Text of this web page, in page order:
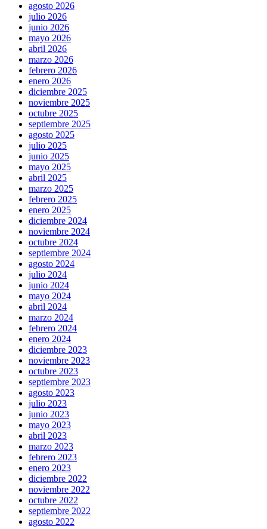
agosto 2026
julio 2026
junio 2026
mayo 2026
abril 2026
marzo 2026
febrero 2026
enero 2026
diciembre 2025
noviembre 2025
octubre 2025
septiembre 2025
agosto 2025
julio 2025
junio 2025
mayo 2025
abril 2025
marzo 2025
febrero 2025
enero 2025
diciembre 2024
noviembre 2024
octubre 2024
septiembre 2024
agosto 2024
julio 2024
junio 2024
mayo 2024
abril 2024
marzo 2024
febrero 2024
enero 2024
diciembre 2023
noviembre 2023
octubre 2023
septiembre 2023
agosto 2023
julio 2023
junio 2023
mayo 2023
abril 2023
marzo 2023
febrero 2023
enero 2023
diciembre 2022
noviembre 2022
octubre 2022
septiembre 2022
agosto 2022